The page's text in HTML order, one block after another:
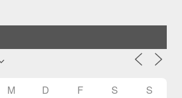
M D F S S